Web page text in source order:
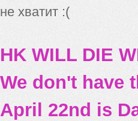
не хватит :(
HK WILL DIE
We don't have
April 22nd is